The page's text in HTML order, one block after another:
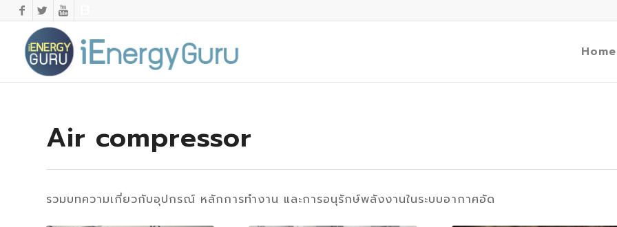
Home
Air compressor
รวมบทความเกี่ยวกับอุปกรณ์ หลักการทำงาน และการอนุรักษ์พลังงานในระบบอากาศอัด